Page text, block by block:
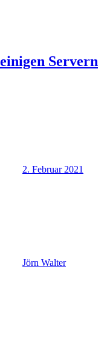
Servern
2. Februar 2021
Jörn Walter